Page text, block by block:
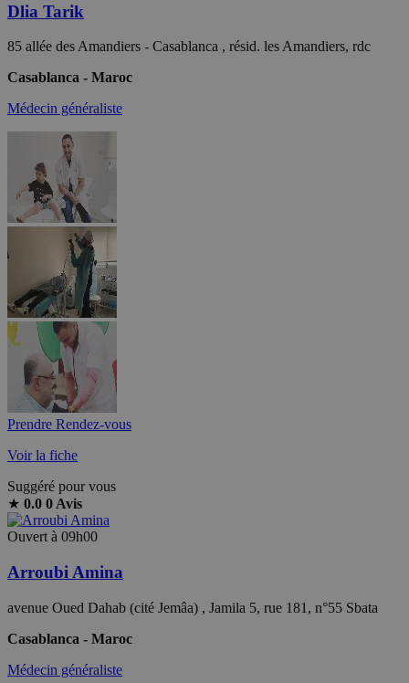
Dlia Tarik
85 allée des Amandiers - Casablanca , résid. les Amandiers, rdc
Casablanca - Maroc
Médecin généraliste
Prendre Rendez-vous
Voir la fiche
Suggéré pour vous
★ 0.0 0 Avis
Ouvert à 09h00
Arroubi Amina
avenue Oued Dahab (cité Jemâa) , Jamila 5, rue 181, n°55 Sbata
Casablanca - Maroc
Médecin généraliste